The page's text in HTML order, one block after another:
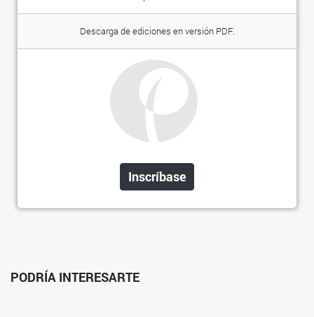
Descarga de ediciones en versión PDF.
Inscríbase
PODRÍA INTERESARTE